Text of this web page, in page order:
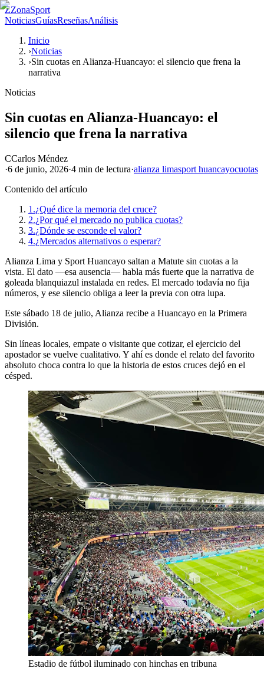
ZZonaSport
NoticiasGuíasReseñasAnálisis
Inicio
›Noticias
›Sin cuotas en Alianza-Huancayo: el silencio que frena la
narrativa
Noticias
Sin cuotas en Alianza-Huancayo: el
silencio que frena la narrativa
CCarlos Méndez
·6 de junio, 2026·4 min de lectura·alianza limasport huancayocuotas
Contenido del artículo
1.¿Qué dice la memoria del cruce?
2.¿Por qué el mercado no publica cuotas?
3.¿Dónde se esconde el valor?
4.¿Mercados alternativos o esperar?
Alianza Lima y Sport Huancayo saltan a Matute sin cuotas a la
vista. El dato —esa ausencia— habla más fuerte que la narrativa de
goleada blanquiazul instalada en redes. El mercado todavía no fija
números, y ese silencio obliga a leer la previa con otra lupa.
Este sábado 18 de julio, Alianza recibe a Huancayo en la Primera
División.
Sin líneas locales, empate o visitante que cotizar, el ejercicio del
apostador se vuelve cualitativo. Y ahí es donde el relato del favorito
absoluto choca contra lo que la historia de estos cruces dejó en el
césped.
Estadio de fútbol iluminado con hinchas en tribuna